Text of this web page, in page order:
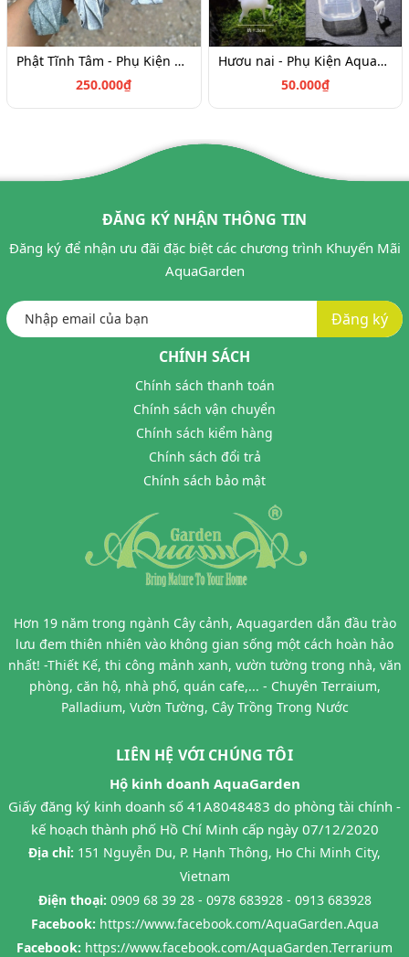
Phật Tĩnh Tâm - Phụ Kiện Aquagarden
250.000₫
Hươu nai - Phụ Kiện Aquagarden
50.000₫
ĐĂNG KÝ NHẬN THÔNG TIN
Đăng ký để nhận ưu đãi đặc biệt các chương trình Khuyến Mãi
AquaGarden
Đăng ký
CHÍNH SÁCH
Chính sách thanh toán
Chính sách vận chuyển
Chính sách kiểm hàng
Chính sách đổi trả
Chính sách bảo mật
Hơn 19 năm trong ngành Cây cảnh, Aquagarden dẫn đầu trào
lưu đem thiên nhiên vào không gian sống một cách hoàn hảo
nhất! -Thiết Kế, thi công mảnh xanh, vườn tường trong nhà, văn
phòng, căn hộ, nhà phố, quán cafe,... - Chuyên Terraium,
Palladium, Vườn Tường, Cây Trồng Trong Nước
LIÊN HỆ VỚI CHÚNG TÔI
Hộ kinh doanh AquaGarden
Giấy đăng ký kinh doanh số 41A8048483 do phòng tài chính -
kế hoạch thành phố Hồ Chí Minh cấp ngày 07/12/2020
Địa chỉ: 151 Nguyễn Du, P. Hạnh Thông, Ho Chi Minh City,
Vietnam
Điện thoại: 0909 68 39 28 - 0978 683928 - 0913 683928
Facebook: https://www.facebook.com/AquaGarden.Aqua
Facebook: https://www.facebook.com/AquaGarden.Terrarium